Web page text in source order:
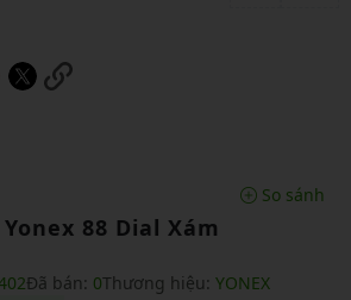
So sánh
88 Dial Xám
Đã bán: 0Thương hiệu: YONEX